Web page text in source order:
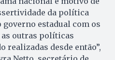
da política
estadual com os
as outras políticas
realizadas desde então”,